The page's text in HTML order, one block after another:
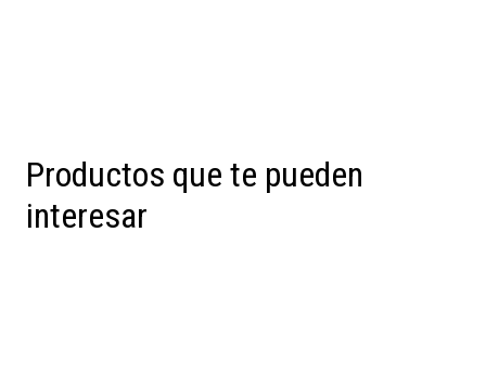
Productos que te pueden
interesar